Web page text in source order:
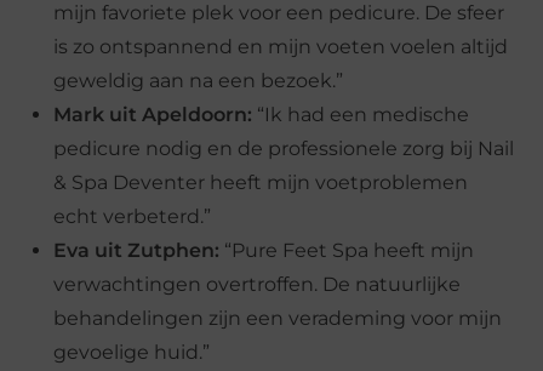
mijn favoriete plek voor een pedicure. De sfeer
is zo ontspannend en mijn voeten voelen altijd
geweldig aan na een bezoek.”
Mark uit Apeldoorn: “Ik had een medische
pedicure nodig en de professionele zorg bij Nail
& Spa Deventer heeft mijn voetproblemen
echt verbeterd.”
Eva uit Zutphen: “Pure Feet Spa heeft mijn
verwachtingen overtroffen. De natuurlijke
behandelingen zijn een verademing voor mijn
gevoelige huid.”